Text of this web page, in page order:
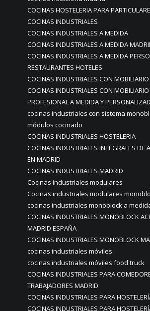
COCINAS HOSTELERIA PARA
COCINAS INDUSTRIALES
COCINAS INDUSTRIALES A MEDIDA
COCINAS INDUSTRIALES A MEDIDA
COCINAS INDUSTRIALES A MEDIDA
RESTAURANTES HOTELES
COCINAS INDUSTRIALES CON
COCINAS INDUSTRIALES CON
PROFESIONAL A MEDIDA Y
cocinas industriales con sistema
módulos cocinado
COCINAS INDUSTRIALES HOSTELERIA
COCINAS INDUSTRIALES INTEGRALES DE
EN MADRID
COCINAS INDUSTRIALES MADRID
Cocinas industriales modulares
Cocinas industriales modulares
cocinas industriales monoblock a
COCINAS INDUSTRIALES MONOBLOCK
MADRID ESPAÑA
COCINAS INDUSTRIALES MONOBLOCK
cocinas industriales móviles
cocinas industriales móviles food truck
COCINAS INDUSTRIALES PARA
TRABAJADORES MADRID
COCINAS INDUSTRIALES PARA
COCINAS INDUSTRIALES PARA